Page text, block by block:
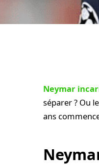
Neymar
séparer ? Ou
ans